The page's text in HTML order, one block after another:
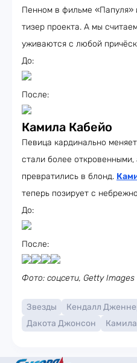
Пенном в фильме «Папуля»
тизер проекта. А мы
уживаются с любой
До:
После:
Камила Кабейо
Певица кардинально
стали более
превратились в блонд.
теперь позирует с
До:
После:
Фото: соцсети, Getty Images
Звезды Кендалл
Дакота Джонсон